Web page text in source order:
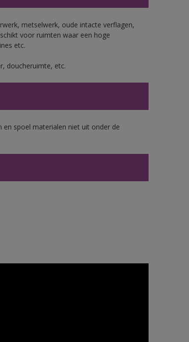
metselwerk, oude intacte verflagen,
voor ruimten waar een hoge
etc.
doucheruimte, etc.
spoel materialen niet uit onder de